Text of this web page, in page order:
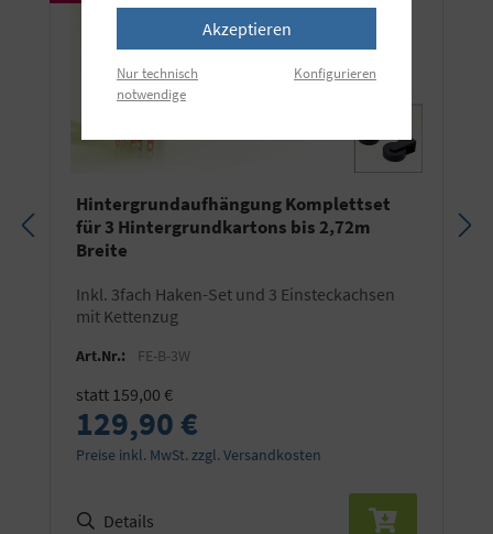
Hintergrundaufhängung Komplettset
für 3 Hintergrundkartons bis 2,72m
Breite
inkl. 3fach Haken-Set und 3 Einsteckachsen
mit Kettenzug
Art.Nr.: FE-B-3W
statt 159,00 €
129,90 €
Preise inkl. MwSt. zzgl. Versandkosten
Details
Akzeptieren
Nur technisch
notwendige
Konfigurieren